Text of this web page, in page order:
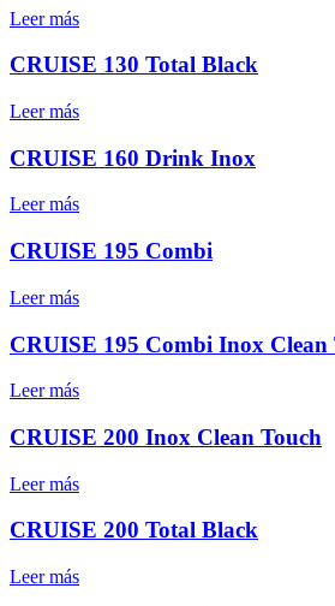
Leer más
CRUISE 130 Total Black
Leer más
CRUISE 160 Drink Inox
Leer más
CRUISE 195 Combi
Leer más
CRUISE 195 Combi Inox Clean
Leer más
CRUISE 200 Inox Clean Touch
Leer más
CRUISE 200 Total Black
Leer más